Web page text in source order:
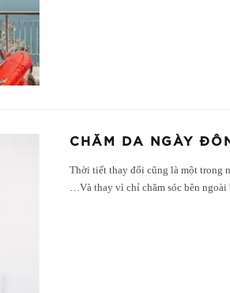
CHĂM DA NGÀY
Thời tiết thay đổi cũng là một trong
…Và thay vì chỉ chăm sóc bên ngoài